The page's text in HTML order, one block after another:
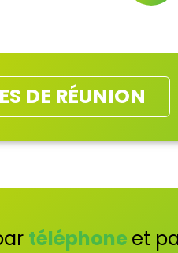
DE RÉUNION
téléphone et